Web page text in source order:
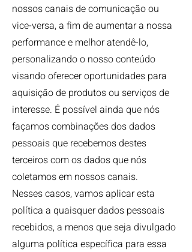
nossos canais de comunicação ou
vice-versa, a fim de aumentar a nossa
performance e melhor atendê-lo,
personalizando o nosso conteúdo
visando oferecer oportunidades para
aquisição de produtos ou serviços de
interesse. É possível ainda que nós
façamos combinações dos dados
pessoais que recebemos destes
terceiros com os dados que nós
coletamos em nossos canais.
Nesses casos, vamos aplicar esta
política a quaisquer dados pessoais
recebidos, a menos que seja divulgado
alguma política específica para essa